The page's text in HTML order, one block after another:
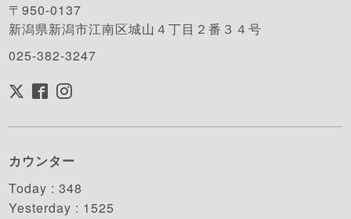
〒950-0137
新潟県新潟市江南区城山４丁目２番３４号
025-382-3247
カウンター
Today :348
Yesterday : 1525